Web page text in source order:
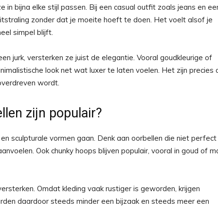
bijna elke stijl passen. Bij een casual outfit zoals jeans en
zonder dat je moeite hoeft te doen. Het voelt alsof je
simpel blijft.
jurk, versterken ze juist de elegantie. Vooral goudkleurige of
look net wat luxer te laten voelen. Het zijn precies
wordt.
zijn populair?
sculpturale vormen gaan. Denk aan oorbellen die niet perfect
Ook chunky hoops blijven populair, vooral in goud of
Omdat kleding vaak rustiger is geworden, krijgen
daardoor steeds minder een bijzaak en steeds meer een